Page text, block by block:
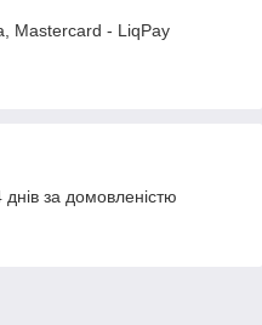
Mastercard - LiqPay
за домовленістю